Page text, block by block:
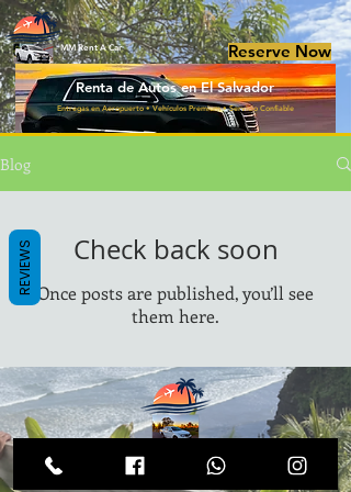
MM Rent A Car Reserve Now
Renta de Autos en El Salvador
Entregas en Aeropuerto • Vehículos Premium • Servicio Confiable
Blog
Check back soon
Once posts are published, you’ll see
them here.
REVIEWS